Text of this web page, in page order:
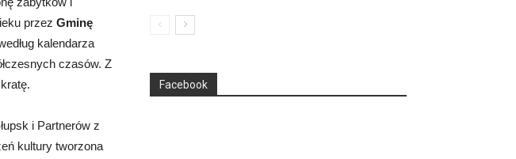
przez Gminę
kalendarza
czasów. Z
i Partnerów z
kultury tworzona
Facebook